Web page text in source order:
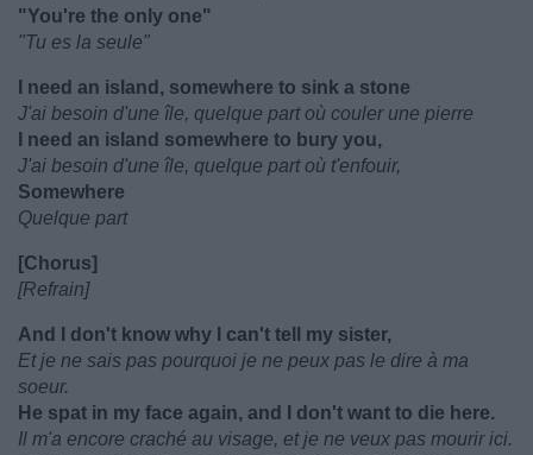
"You're the only one"
"Tu es la seule"
I need an island, somewhere to sink a stone
J'ai besoin d'une île, quelque part où couler une pierre
I need an island somewhere to bury you,
J'ai besoin d'une île, quelque part où t'enfouir,
Somewhere
Quelque part
[Chorus]
[Refrain]
And I don't know why I can't tell my sister,
Et je ne sais pas pourquoi je ne peux pas le dire à ma
soeur.
He spat in my face again, and I don't want to die here.
Il m'a encore craché au visage, et je ne veux pas mourir ici.